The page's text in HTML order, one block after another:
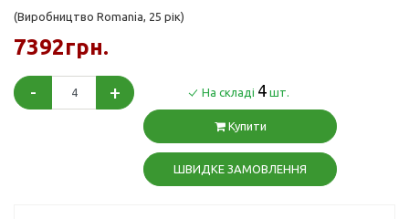
(Виробництво Romania, 25 рік)
7392грн.
- + На складі 4 шт.
Купити
ШВИДКЕ ЗАМОВЛЕННЯ